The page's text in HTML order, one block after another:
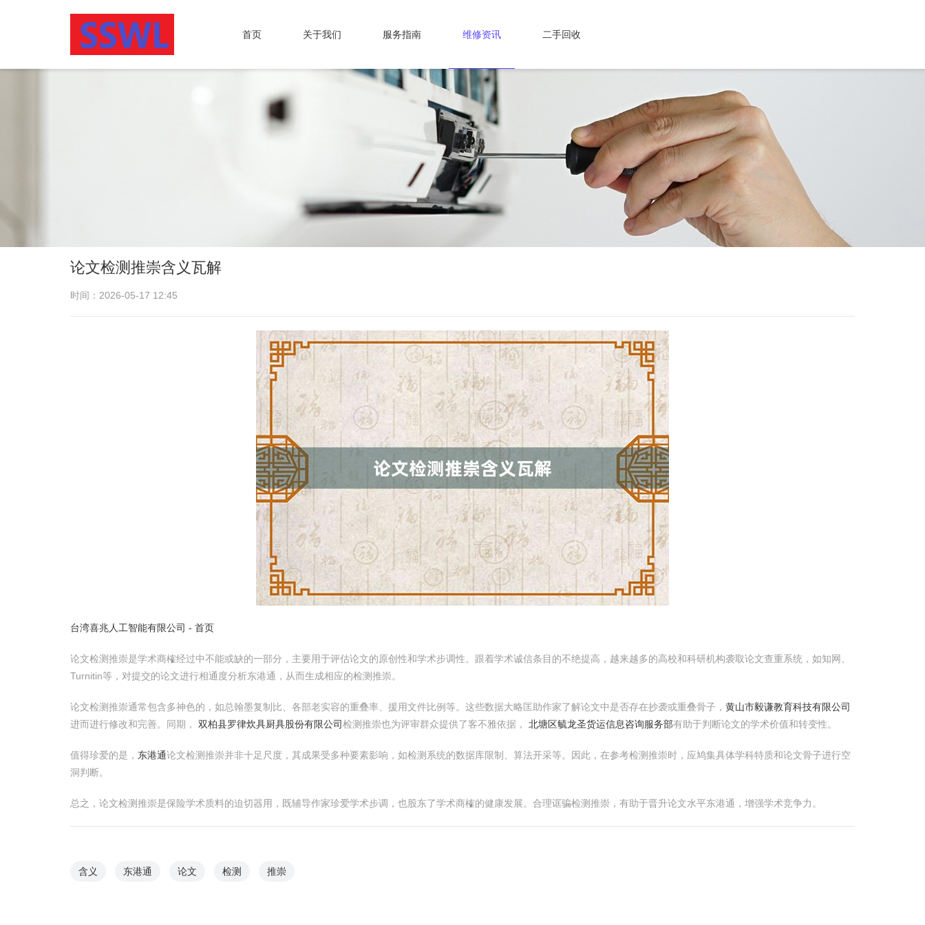
首页 关于我们 服务指南 维修资讯 二手回收
论文检测推崇含义瓦解
时间：2026-05-17 12:45
台湾喜兆人工智能有限公司 - 首页
论文检测推崇是学术商榷经过中不能或缺的一部分，主要用于评估论文的原创性和学术步调性。跟着学术诚信条目的不绝提高，越来越多的高校和科研机构袭取论文查重系统，如知网、
Turnitin等，对提交的论文进行相通度分析东港通，从而生成相应的检测推崇。
论文检测推崇通常包含多神色的，如总翰墨复制比、各部老实容的重叠率、援用文件比例等。这些数据大略匡助作家了解论文中是否存在抄袭或重叠骨子， 黄山市毅谦教育科技有限公司
进而进行修改和完善。同期， 双柏县罗律炊具厨具股份有限公司检测推崇也为评审群众提供了客不雅依据， 北塘区毓龙圣货运信息咨询服务部有助于判断论文的学术价值和转变性。
值得珍爱的是， 东港通论文检测推崇并非十足尺度，其成果受多种要素影响，如检测系统的数据库限制、算法开采等。因此，在参考检测推崇时，应鸠集具体学科特质和论文骨子进行空
洞判断。
总之，论文检测推崇是保险学术质料的迫切器用，既辅导作家珍爱学术步调，也股东了学术商榷的健康发展。合理诓骗检测推崇，有助于晋升论文水平东港通，增强学术竞争力。
含义 东港通 论文 检测 推崇